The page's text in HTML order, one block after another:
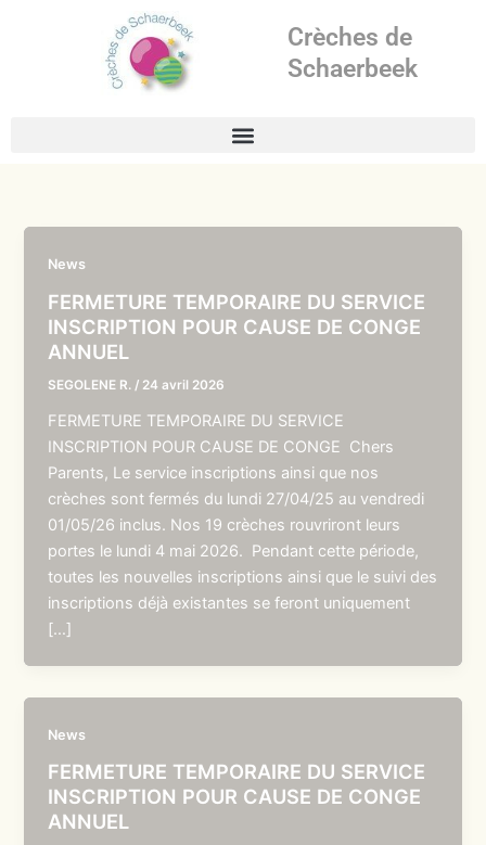
Crèches de
Schaerbeek
News
FERMETURE TEMPORAIRE DU SERVICE
INSCRIPTION POUR CAUSE DE CONGE
ANNUEL
SEGOLENE R. / 24 avril 2026
FERMETURE TEMPORAIRE DU SERVICE
INSCRIPTION POUR CAUSE DE CONGE Chers
Parents, Le service inscriptions ainsi que nos
crèches sont fermés du lundi 27/04/25 au vendredi
01/05/26 inclus. Nos 19 crèches rouvriront leurs
portes le lundi 4 mai 2026. Pendant cette période,
toutes les nouvelles inscriptions ainsi que le suivi des
inscriptions déjà existantes se feront uniquement
[…]
News
FERMETURE TEMPORAIRE DU SERVICE
INSCRIPTION POUR CAUSE DE CONGE
ANNUEL